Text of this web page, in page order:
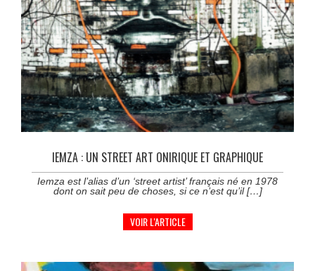
IEMZA : UN STREET ART ONIRIQUE ET GRAPHIQUE
Iemza est l’alias d’un ‘street artist’ français né en 1978
dont on sait peu de choses, si ce n’est qu’il […]
VOIR L'ARTICLE